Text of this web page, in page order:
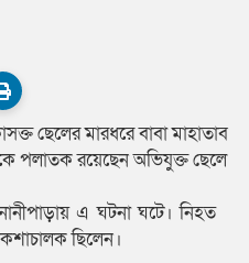
ছেলের মারধরে বাবা মাহাতাব
পলাতক রয়েছেন অভিযুক্ত ছেলে
এ ঘটনা ঘটে। নিহত
ছিলেন।